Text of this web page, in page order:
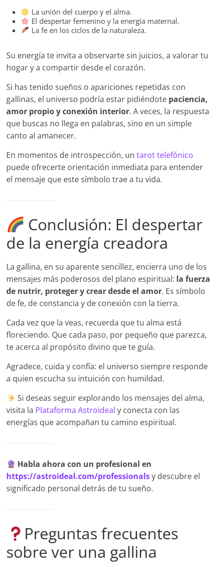
La unión del cuerpo y el alma.
El despertar femenino y la energía maternal.
La fe en los ciclos de la naturaleza.
Su energía te invita a observarte sin juicios, a valorar tu
hogar y a compartir desde el corazón.
Si has tenido sueños o apariciones repetidas con
gallinas, el universo podría estar pidiéndote paciencia,
amor propio y conexión interior. A veces, la respuesta
que buscas no llega en palabras, sino en un simple
canto al amanecer.
En momentos de introspección, untarot telefónico
puede ofrecerte orientación inmediata para entender
el mensaje que este símbolo trae a tu vida.
Conclusión: El despertar
de la energía creadora
La gallina, en su aparente sencillez, encierra uno de los
mensajes más poderosos del plano espiritual: la fuerza
de nutrir, proteger y crear desde el amor. Es símbolo
de fe, de constancia y de conexión con la tierra.
Cada vez que la veas, recuerda que tu alma está
floreciendo. Que cada paso, por pequeño que parezca,
te acerca al propósito divino que te guía.
Agradece, cuida y confía: el universo siempre responde
a quien escucha su intuición con humildad.
Si deseas seguir explorando los mensajes del alma,
visita la Plataforma Astroideal y conecta con las
energías que acompañan tu camino espiritual.
Habla ahora con un profesional en
https://astroideal.com/professionalsy descubre el
significado personal detrás de tu sueño.
Preguntas frecuentes
sobre ver una gallina